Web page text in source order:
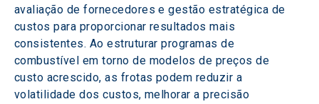
avaliação de fornecedores e gestão estratégica de
custos para proporcionar resultados mais
consistentes. Ao estruturar programas de
combustível em torno de modelos de preços de
custo acrescido, as frotas podem reduzir a
volatilidade dos custos, melhorar a precisão